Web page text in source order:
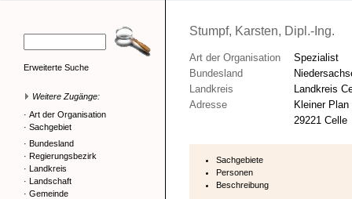
Erweiterte Suche
Weitere Zugänge:
· Art der Organisation
· Sachgebiet
· Bundesland
· Regierungsbezirk
· Landkreis
· Landschaft
· Gemeinde
Stumpf, Karsten, Dipl.-Ing.
Art der Organisation
Spezialist
Bundesland
Landkreis
Landkreis
Adresse
Kleiner Plan
29221 Celle
Sachgebiete
Personen
Beschreibung